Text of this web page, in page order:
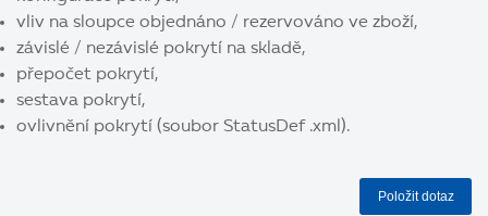
vliv na sloupce objednáno / rezervováno ve zboží,
závislé / nezávislé pokrytí na skladě,
přepočet pokrytí,
sestava pokrytí,
ovlivnění pokrytí (soubor StatusDef .xml).
Položit dotaz